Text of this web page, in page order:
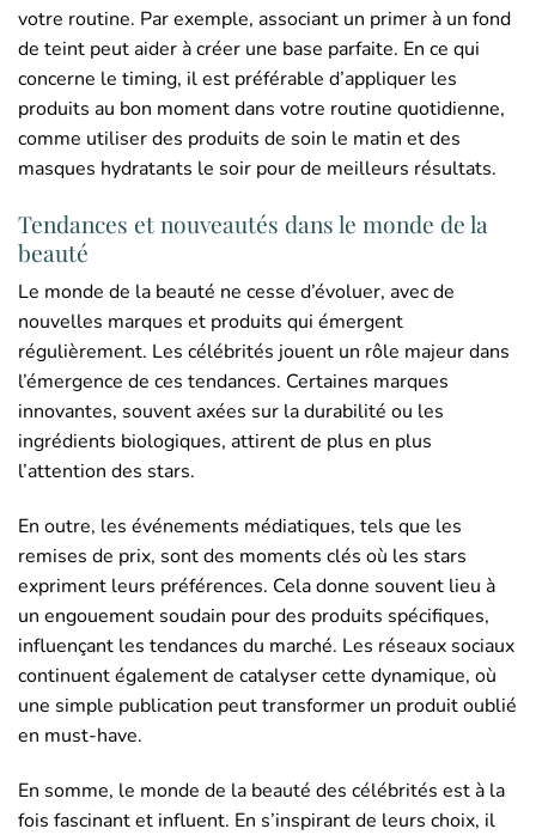
votre routine. Par exemple, associant un primer à un fond
de teint peut aider à créer une base parfaite. En ce qui
concerne le timing, il est préférable d’appliquer les
produits au bon moment dans votre routine quotidienne,
comme utiliser des produits de soin le matin et des
masques hydratants le soir pour de meilleurs résultats.
Tendances et nouveautés dans le monde de la
beauté
Le monde de la beauté ne cesse d’évoluer, avec de
nouvelles marques et produits qui émergent
régulièrement. Les célébrités jouent un rôle majeur dans
l’émergence de ces tendances. Certaines marques
innovantes, souvent axées sur la durabilité ou les
ingrédients biologiques, attirent de plus en plus
l’attention des stars.
En outre, les événements médiatiques, tels que les
remises de prix, sont des moments clés où les stars
expriment leurs préférences. Cela donne souvent lieu à
un engouement soudain pour des produits spécifiques,
influençant les tendances du marché. Les réseaux sociaux
continuent également de catalyser cette dynamique, où
une simple publication peut transformer un produit oublié
en must-have.
En somme, le monde de la beauté des célébrités est à la
fois fascinant et influent. En s’inspirant de leurs choix, il